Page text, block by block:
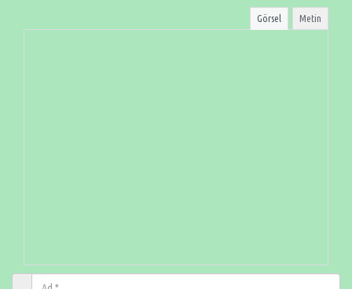
Görsel Metin